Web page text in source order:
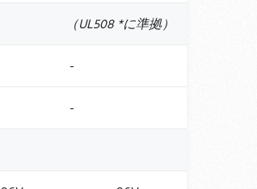
（UL508 *に準拠）
-
-